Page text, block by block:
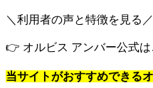
＼利用者の声と特徴を見る／
👉 オルビス アンバー公式は
当サイトがおすすめできる